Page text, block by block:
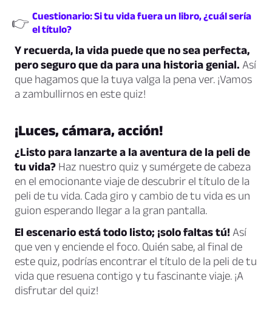
👉 Cuestionario: Si tu vida fuera un libro, ¿cuál sería
el título?
Y recuerda, la vida puede que no sea perfecta,
pero seguro que da para una historia genial. Así
que hagamos que la tuya valga la pena ver. ¡Vamos
a zambullirnos en este quiz!
¡Luces, cámara, acción!
¿Listo para lanzarte a la aventura de la peli de
tu vida? Haz nuestro quiz y sumérgete de cabeza
en el emocionante viaje de descubrir el título de la
peli de tu vida. Cada giro y cambio de tu vida es un
guion esperando llegar a la gran pantalla.
El escenario está todo listo; ¡solo faltas tú! Así
que ven y enciende el foco. Quién sabe, al final de
este quiz, podrías encontrar el título de la peli de tu
vida que resuena contigo y tu fascinante viaje. ¡A
disfrutar del quiz!